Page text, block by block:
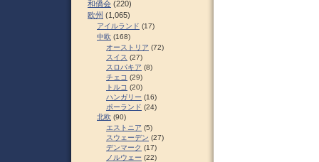
和僑会 (220)
欧州 (1,065)
アイルランド (17)
中欧 (168)
オーストリア (72)
スイス (27)
スロパキア (8)
チェコ (29)
トルコ (20)
ハンガリー (16)
ポーランド (24)
北欧 (90)
エストニア (5)
スウェーデン (27)
デンマーク (17)
ノルウェー (22)